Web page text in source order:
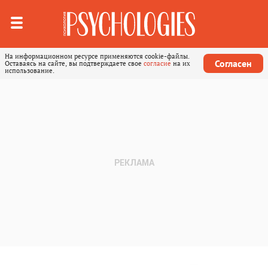
На информационном ресурсе применяются cookie-файлы.
Оставаясь на сайте, вы подтверждаете свое согласие на их
использование.
Согласен